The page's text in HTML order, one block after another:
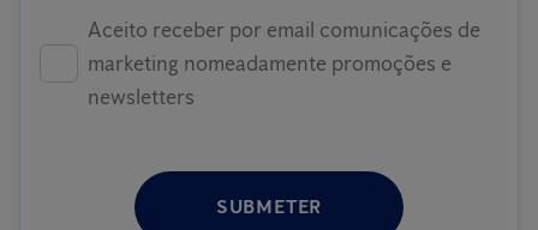
Aceito receber por email comunicações de
marketing nomeadamente promoções e
newsletters
SUBMETER